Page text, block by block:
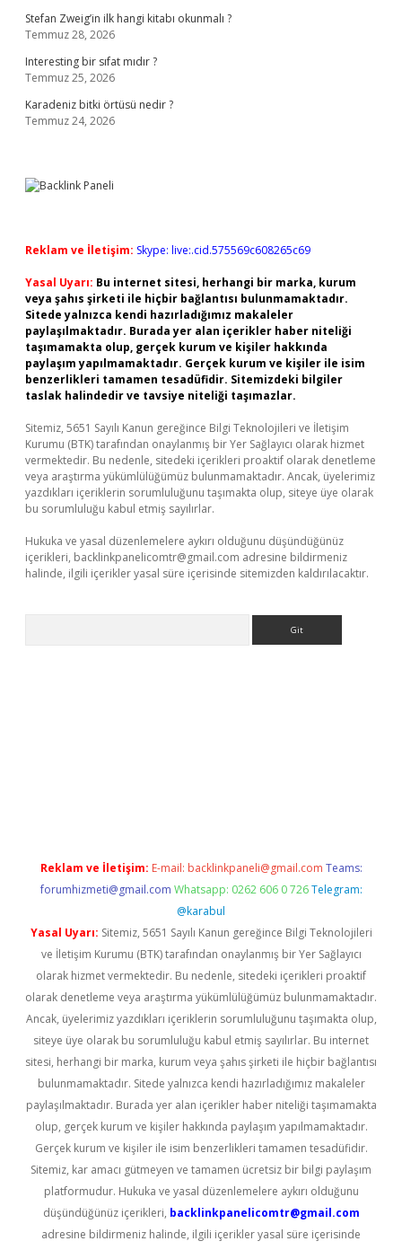
Stefan Zweig’in ilk hangi kitabı okunmalı ?
Temmuz 28, 2026
Interesting bir sıfat mıdır ?
Temmuz 25, 2026
Karadeniz bitki örtüsü nedir ?
Temmuz 24, 2026
Reklam ve İletişim: Skype: live:.cid.575569c608265c69
Yasal Uyarı: Bu internet sitesi, herhangi bir marka, kurum
veya şahıs şirketi ile hiçbir bağlantısı bulunmamaktadır.
Sitede yalnızca kendi hazırladığımız makaleler
paylaşılmaktadır. Burada yer alan içerikler haber niteliği
taşımamakta olup, gerçek kurum ve kişiler hakkında
paylaşım yapılmamaktadır. Gerçek kurum ve kişiler ile isim
benzerlikleri tamamen tesadüfidir. Sitemizdeki bilgiler
taslak halindedir ve tavsiye niteliği taşımazlar.
Sitemiz, 5651 Sayılı Kanun gereğince Bilgi Teknolojileri ve İletişim
Kurumu (BTK) tarafından onaylanmış bir Yer Sağlayıcı olarak hizmet
vermektedir. Bu nedenle, sitedeki içerikleri proaktif olarak denetleme
veya araştırma yükümlülüğümüz bulunmamaktadır. Ancak, üyelerimiz
yazdıkları içeriklerin sorumluluğunu taşımakta olup, siteye üye olarak
bu sorumluluğu kabul etmiş sayılırlar.
Hukuka ve yasal düzenlemelere aykırı olduğunu düşündüğünüz
içerikleri, backlinkpanelicomtr@gmail.com adresine bildirmeniz
halinde, ilgili içerikler yasal süre içerisinde sitemizden kaldırılacaktır.
Reklam ve İletişim: E-mail: backlinkpaneli@gmail.com Teams:
forumhizmeti@gmail.com Whatsapp: 0262 606 0 726 Telegram:
@karabul
Yasal Uyarı: Sitemiz, 5651 Sayılı Kanun gereğince Bilgi Teknolojileri
ve İletişim Kurumu (BTK) tarafından onaylanmış bir Yer Sağlayıcı
olarak hizmet vermektedir. Bu nedenle, sitedeki içerikleri proaktif
olarak denetleme veya araştırma yükümlülüğümüz bulunmamaktadır.
Ancak, üyelerimiz yazdıkları içeriklerin sorumluluğunu taşımakta olup,
siteye üye olarak bu sorumluluğu kabul etmiş sayılırlar. Bu internet
sitesi, herhangi bir marka, kurum veya şahıs şirketi ile hiçbir bağlantısı
bulunmamaktadır. Sitede yalnızca kendi hazırladığımız makaleler
paylaşılmaktadır. Burada yer alan içerikler haber niteliği taşımamakta
olup, gerçek kurum ve kişiler hakkında paylaşım yapılmamaktadır.
Gerçek kurum ve kişiler ile isim benzerlikleri tamamen tesadüfidir.
Sitemiz, kar amacı gütmeyen ve tamamen ücretsiz bir bilgi paylaşım
platformudur. Hukuka ve yasal düzenlemelere aykırı olduğunu
düşündüğünüz içerikleri, backlinkpanelicomtr@gmail.com
adresine bildirmeniz halinde, ilgili içerikler yasal süre içerisinde